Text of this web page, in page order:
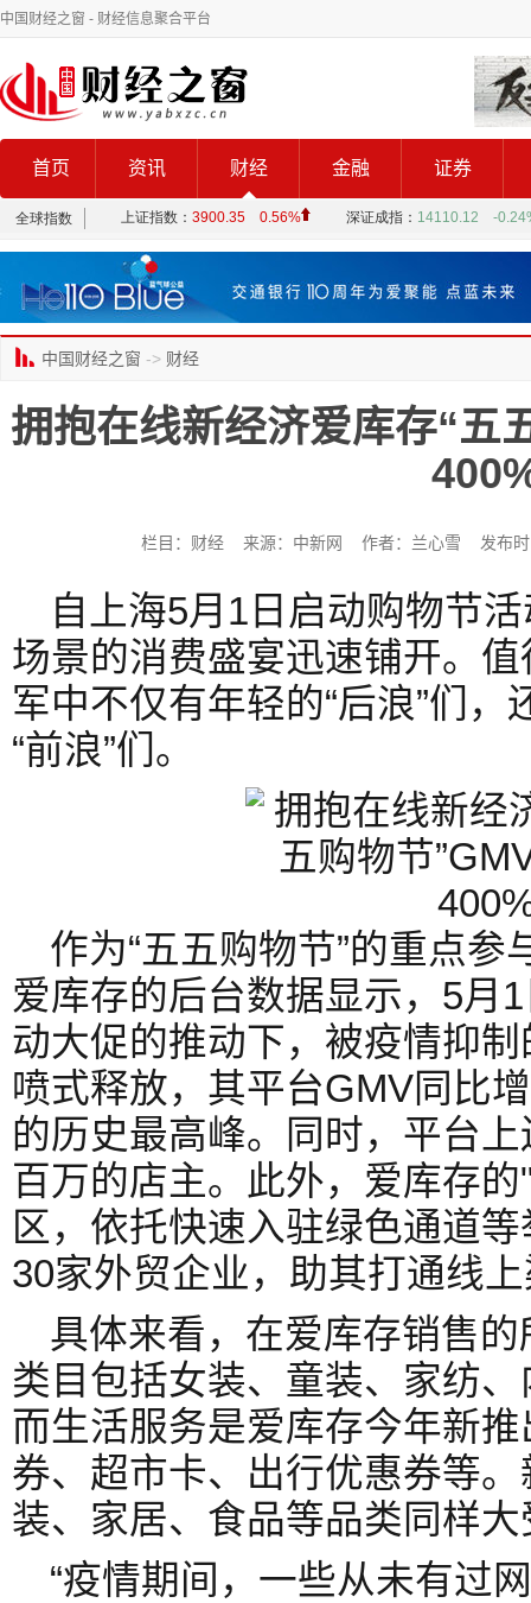
中国财经之窗 - 财经信息聚合平台
首页 资讯 财经 金融 证券
中国财经之窗 -> 财经
拥抱在线新经济爱库存“五
栏目：财经 来源：中新网 作者：兰心雪 发布
自上海5月1日启动购物节
场景的消费盛宴迅速铺开。值
军中不仅有年轻的“后浪”们
“前浪”们。
作为“五五购物节”的重点
爱库存的后台数据显示，5月
动大促的推动下，被疫情抑
喷式释放，其平台GMV同比
的历史最高峰。同时，平台
百万的店主。此外，爱库存
区，依托快速入驻绿色通道
30家外贸企业，助其打通线
具体来看，在爱库存销售
类目包括女装、童装、家纺
而生活服务是爱库存今年新
券、超市卡、出行优惠券等
装、家居、食品等品类同样
“疫情期间，一些从未有过